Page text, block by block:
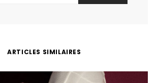
ARTICLES SIMILAIRES